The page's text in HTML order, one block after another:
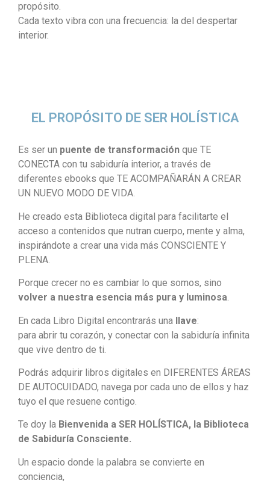
propósito.
Cada texto vibra con una frecuencia: la del despertar
interior.
EL PROPÓSITO DE SER HOLÍSTICA
Es ser un puente de transformación que TE
CONECTA con tu sabiduría interior, a través de
diferentes ebooks que TE ACOMPAÑARÁN A CREAR
UN NUEVO MODO DE VIDA.
He creado esta Biblioteca digital para facilitarte el
acceso a contenidos que nutran cuerpo, mente y alma,
inspirándote a crear una vida más CONSCIENTE Y
PLENA.
Porque crecer no es cambiar lo que somos, sino
volver a nuestra esencia más pura y luminosa.
En cada Libro Digital encontrarás una llave:
para abrir tu corazón, y conectar con la sabiduría infinita
que vive dentro de ti.
Podrás adquirir libros digitales en DIFERENTES ÁREAS
DE AUTOCUIDADO, navega por cada uno de ellos y haz
tuyo el que resuene contigo.
Te doy la Bienvenida a SER HOLÍSTICA, la Biblioteca
de Sabiduría Consciente.
Un espacio donde la palabra se convierte en
conciencia,